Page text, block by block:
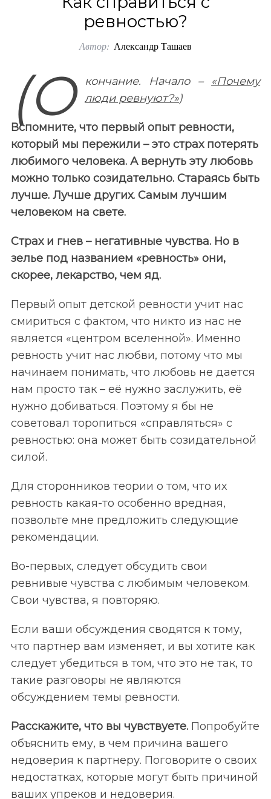
ревностью?
Автор: Александр Ташаев
(О кончание. Начало – «Почему
люди ревнуют?»)
Вспомните, что первый опыт ревности,
который мы пережили – это страх потерять
любимого человека. А вернуть эту любовь
можно только созидательно. Стараясь быть
лучше. Лучше других. Самым лучшим
человеком на свете.
Страх и гнев – негативные чувства. Но в
зелье под названием «ревность» они,
скорее, лекарство, чем яд.
Первый опыт детской ревности учит нас
смириться с фактом, что никто из нас не
является «центром вселенной». Именно
ревность учит нас любви, потому что мы
начинаем понимать, что любовь не дается
нам просто так – её нужно заслужить, её
нужно добиваться. Поэтому я бы не
советовал торопиться «справляться» с
ревностью: она может быть созидательной
силой.
Для сторонников теории о том, что их
ревность какая-то особенно вредная,
позвольте мне предложить следующие
рекомендации.
Во-первых, следует обсудить свои
ревнивые чувства с любимым человеком.
Свои чувства, я повторяю.
Если ваши обсуждения сводятся к тому,
что партнер вам изменяет, и вы хотите как
следует убедиться в том, что это не так, то
такие разговоры не являются
обсуждением темы ревности.
Расскажите, что вы чувствуете.Попробуйте
объяснить ему, в чем причина вашего
недоверия к партнеру. Поговорите о своих
недостатках, которые могут быть причиной
ваших упреков и недоверия.